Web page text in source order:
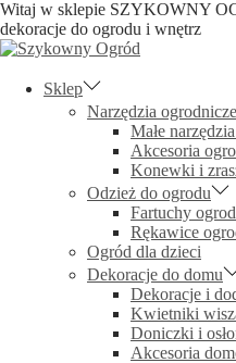
Witaj w sklepie SZYKOWNY
dekoracje do ogrodu i wnętrz
Skip
navigation
Skip
contentSklep
Narzędzia ogrodnicze
Małe
Akcesoria
Konewki i
Odzież do ogrodu
Fartuchy
Rękawice
Ogród dla dzieci
Dekoracje do domu
Dekoracje i
Kwietniki
Doniczki i
Akcesoria